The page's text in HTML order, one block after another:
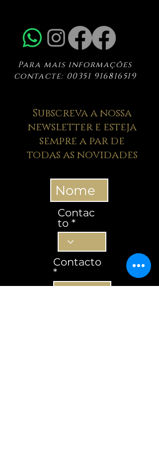
Para mais informações
contacte: 00351 916816519
Subscreva a nossa
newsletter e esteja
sempre a par de
todas as novidades
Contac
to
Contacto